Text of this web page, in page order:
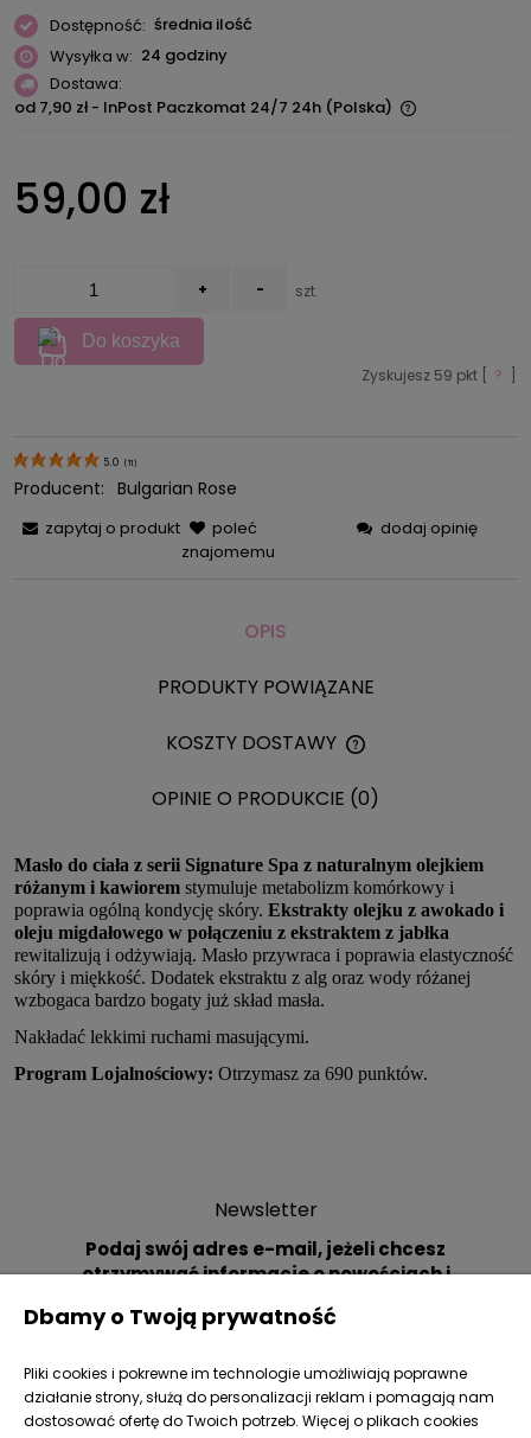
Dostępność: średnia ilość
Wysyłka w: 24 godziny
Dostawa:
od 7,90 zł - InPost Paczkomat 24/7 24h (Polska)
59,00 zł
+ - szt.
Do koszyka
Zyskujesz 59 pkt [ ?
5.0 (11)
Producent: Bulgarian Rose
zapytaj o produkt
poleć
znajomemu
dodaj opinię
OPIS
PRODUKTY POWIĄZANE
KOSZTY DOSTAWY
OPINIE O PRODUKCIE (0)
Masło do ciała z serii Signature Spa z naturalnym olejkiem
różanym i kawiorem stymuluje metabolizm komórkowy i
poprawia ogólną kondycję skóry. Ekstrakty olejku z awokado i
oleju migdałowego w połączeniu z ekstraktem z jabłka
rewitalizują i odżywiają. Masło przywraca i poprawia elastyczność
skóry i miękkość. Dodatek ekstraktu z alg oraz wody różanej
wzbogaca bardzo bogaty już skład masła.
Nakładać lekkimi ruchami masującymi.
Program Lojalnościowy: Otrzymasz za 690 punktów.
Newsletter
Podaj swój adres e-mail, jeżeli chcesz
otrzymywać informacje o nowościach i
Dbamy o Twoją prywatność
Pliki cookies i pokrewne im technologie umożliwiają poprawne
działanie strony, służą do personalizacji reklam i pomagają nam
dostosować ofertę do Twoich potrzeb. Więcej o plikach cookies